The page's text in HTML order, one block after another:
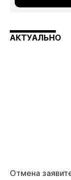
АКТУАЛЬНО
Отмена